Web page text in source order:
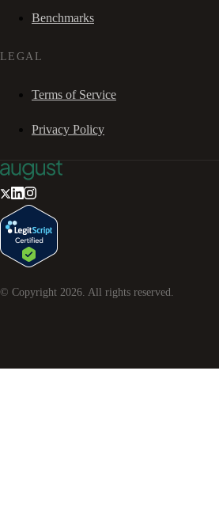
Benchmarks
LEGAL
Terms of Service
Privacy Policy
© Copyright 2026 . All rights reserved.